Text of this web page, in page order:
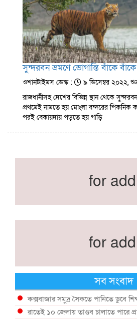
সুন্দরবন ভ্রমণে ভোগান্তি বাঁকে বাঁকে
ওশানটাইমস ডেস্ক :
৯ ডিসেম্বর ২০২২,
রাজধানীসহ দেশের বিভিন্ন স্থান থেকে
প্রথমেই নামতে হয় মোংলা বন্দরের পিকনিক
পরই বেকায়দায় পড়তে হয় গাড়ি
for add
for add
সব সংবাদ
কক্সবাজার সমুদ্র সৈকতে পানিতে ডুবে
রাতেই ১০ জেলায় তাণ্ডব চালাতে পারে